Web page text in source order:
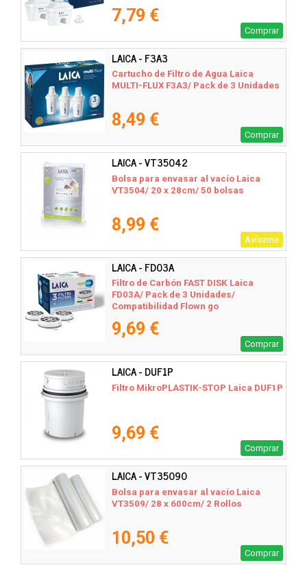
7,79 €
Comprar
LAICA - F3A3
Cartucho de Filtro de Agua Laica
MULTI-FLUX F3A3/ Pack de 3 Unidades
8,49 €
Comprar
LAICA - VT35042
Bolsa para envasar al vacío Laica
VT3504/ 20 x 28cm/ 50 bolsas
8,99 €
Avísame
LAICA - FD03A
Filtro de Carbón FAST DISK Laica
FD03A/ Pack de 3 Unidades/
Compatibilidad Flown go
9,69 €
Comprar
LAICA - DUF1P
Filtro MikroPLASTIK-STOP Laica DUF1P
9,69 €
Comprar
LAICA - VT35090
Bolsa para envasar al vacío Laica
VT3509/ 28 x 600cm/ 2 Rollos
10,50 €
Comprar